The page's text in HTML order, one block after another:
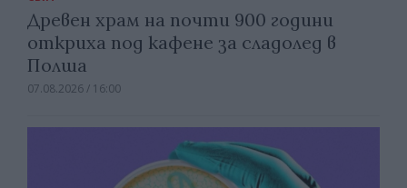
Древен храм на почти 900 години
откриха под кафене за сладолед в
Полша
07.08.2026 / 16:00